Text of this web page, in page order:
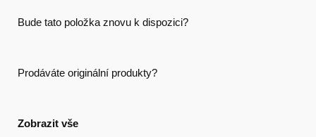
Bude tato položka znovu k dispozici?
Prodáváte originální produkty?
Zobrazit vše